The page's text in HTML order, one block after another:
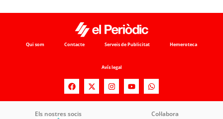
Qui som Contacte Serveis de Publicitat Hemeroteca
Avís legal
Els nostres socis Col·labora